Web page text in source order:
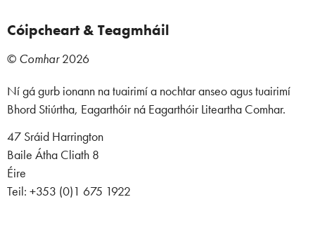
Cóipcheart & Teagmháil
© Comhar2026
Ní gá gurb ionann na tuairimí a nochtar anseo agus tuairimí
Bhord Stiúrtha, Eagarthóir ná Eagarthóir Liteartha Comhar.
47 Sráid Harrington
Baile Átha Cliath 8
Éire
Teil: +353 (0)1 675 1922